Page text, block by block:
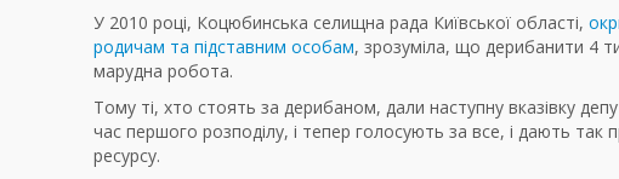
У 2010 році, Коцюбинська селищна рада Київської області,
родичам та підставним особам, зрозуміла, що дерибанити 4
марудна робота.
Тому ті, хто стоять за дерибаном, дали наступну вказівку
час першого розподілу, і тепер голосують за все, і дають так
ресурсу.